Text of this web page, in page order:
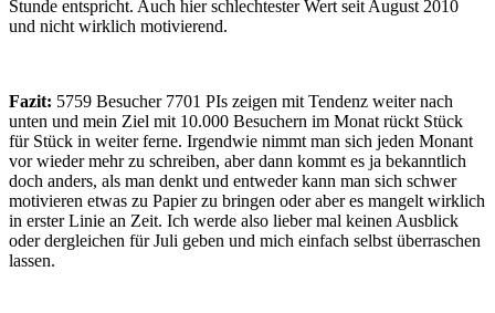
Stunde entspricht. Auch hier schlechtester Wert seit August 2010
und nicht wirklich motivierend.
Fazit: 5759 Besucher 7701 PIs zeigen mit Tendenz weiter nach
unten und mein Ziel mit 10.000 Besuchern im Monat rückt Stück
für Stück in weiter ferne. Irgendwie nimmt man sich jeden Monant
vor wieder mehr zu schreiben, aber dann kommt es ja bekanntlich
doch anders, als man denkt und entweder kann man sich schwer
motivieren etwas zu Papier zu bringen oder aber es mangelt wirklich
in erster Linie an Zeit. Ich werde also lieber mal keinen Ausblick
oder dergleichen für Juli geben und mich einfach selbst überraschen
lassen.